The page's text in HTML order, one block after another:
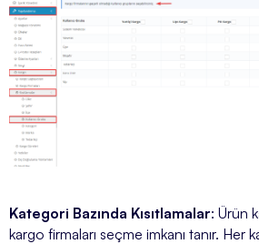
Kategori Bazında Kısıtlamalar: Ürün
kargo firmaları seçme imkanı tanır. Her